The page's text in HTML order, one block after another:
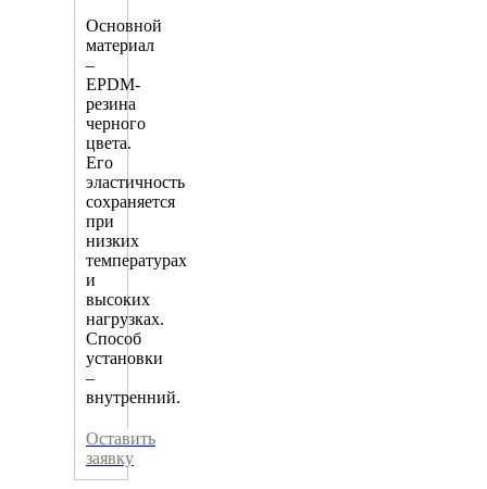
Основной
материал
–
EPDM-
резина
черного
цвета.
Его
эластичность
сохраняется
при
низких
температурах
и
высоких
нагрузках.
Способ
установки
–
внутренний.
Оставить
заявку